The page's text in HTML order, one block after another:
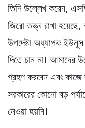
তিনি উল্লেখ করেন,
জিরো তত্ত্ব রাখা
উপদেষ্টা অধ্যাপক
দিতে চান না। আমাদের
গ্রহণ করবেন এবং কাজে
সরকারের কোনো বড়
নেওয়া হয়নি।